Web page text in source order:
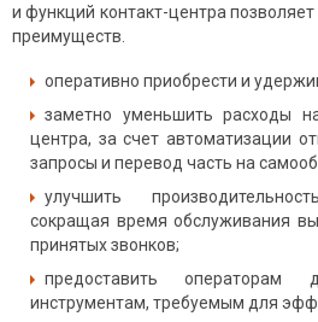
и функций контакт-центра
преимуществ.
оперативно приобрести и
заметно уменьшить расходы
центра, за счет автоматизации
запросы и перевод часть на
улучшить
сокращая время обслуживания
принятых звонков;
предоставить
инструментам, требуемым для